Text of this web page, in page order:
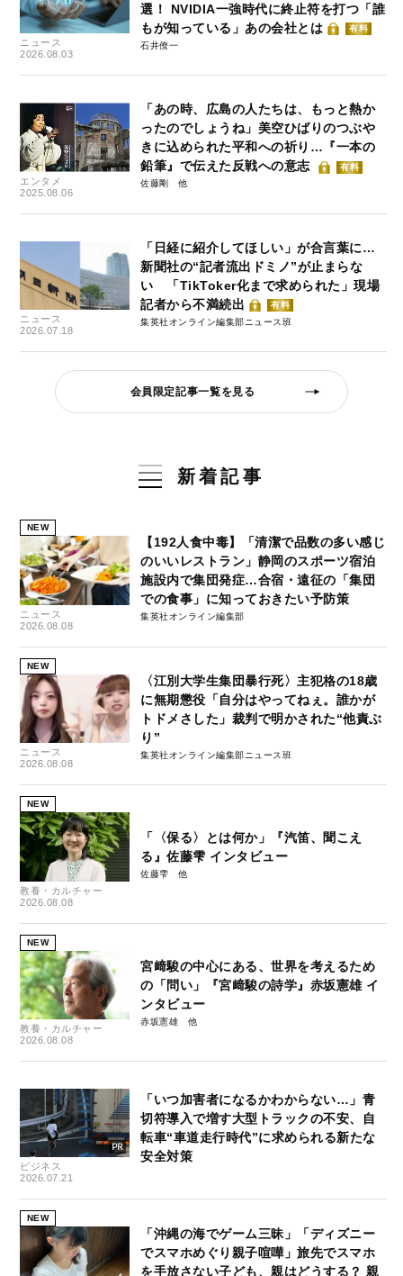
ニュース
2026.08.03
選！ NVIDIA一強時代に終止符を打つ「誰
もが知っている」あの会社とは
有料
石井僚一
エンタメ
2025.08.06
「あの時、広島の人たちは、もっと熱か
ったのでしょうね」美空ひばりのつぶや
きに込められた平和への祈り…『一本の
鉛筆』で伝えた反戦への意志
有料
佐藤剛
ニュース
2026.07.18
「日経に紹介してほしい」が合言葉に…
新聞社の“記者流出ドミノ”が止まらな
い 「TikToker化まで求められた」現場
記者から不満続出
有料
集英社オンライン編集部ニュース班
会員限定記事一覧を見る
新着記事
NEW
ニュース
2026.08.08
【192人食中毒】「清潔で品数の多い感じ
のいいレストラン」静岡のスポーツ宿泊
施設内で集団発症…合宿・遠征の「集団
での食事」に知っておきたい予防策
集英社オンライン編集部
NEW
ニュース
2026.08.08
〈江別大学生集団暴行死〉主犯格の18歳
に無期懲役「自分はやってねぇ。誰かが
トドメさした」裁判で明かされた“他責ぶ
り”
集英社オンライン編集部ニュース班
NEW
教養・カルチャー
2026.08.08
「〈保る〉とは何か」『汽笛、聞こえ
る』佐藤雫 インタビュー
佐藤雫
NEW
教養・カルチャー
2026.08.08
宮﨑駿の中心にある、世界を考えるため
の「問い」『宮﨑駿の詩学』赤坂憲雄 イ
ンタビュー
赤坂憲雄
ビジネス
2026.07.21
「いつ加害者になるかわからない…」青
切符導入で増す大型トラックの不安、自
転車“車道走行時代”に求められる新たな
安全対策
NEW
「沖縄の海でゲーム三昧」「ディズニー
でスマホめぐり親子喧嘩」旅先でスマホ
を手放さない子ども、親はどうする？ 親